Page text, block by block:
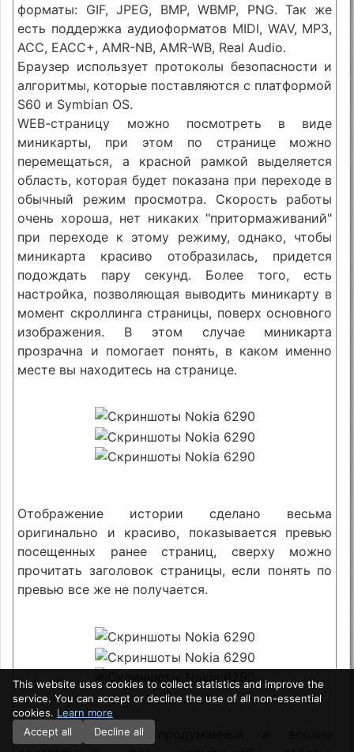
форматы: GIF, JPEG, BMP, WBMP, PNG. Так же
есть поддержка аудиоформатов MIDI, WAV, MP3,
ACC, EACC+, AMR-NB, AMR-WB, Real Audio.
Браузер использует протоколы безопасности и
алгоритмы, которые поставляются с платформой
S60 и Symbian OS.
WEB-cтраницу можно посмотреть в виде
миникарты, при этом по странице можно
перемещаться, а красной рамкой выделяется
область, которая будет показана при переходе в
обычный режим просмотра. Скорость работы
очень хороша, нет никаких "притормаживаний"
при переходе к этому режиму, однако, чтобы
миникарта красиво отобразилась, придется
подождать пару секунд. Более того, есть
настройка, позволяющая выводить миникарту в
момент скроллинга страницы, поверх основного
изображения. В этом случае миникарта
прозрачна и помогает понять, в каком именно
месте вы находитесь на странице.
Отображение истории сделано весьма
оригинально и красиво, показывается превью
посещенных ранее страниц, сверху можно
прочитать заголовок страницы, если понять по
превью все же не получается.
Сервис закладок продуманный и вполне
This website uses cookies to collect statistics and improve the
service. You can accept or decline the use of all non-essential
cookies. Learn more
Accept all
Decline all